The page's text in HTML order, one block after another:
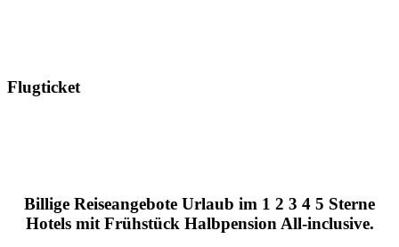
Flugticket
Billige Reiseangebote Urlaub im 1 2 3 4 5 Sterne
Hotels mit Frühstück Halbpension All-inclusive.